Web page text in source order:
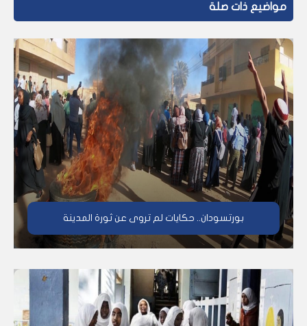
مواضيع ذات صلة
بورتسودان.. حكايات لم تروى عن ثورة المدينة